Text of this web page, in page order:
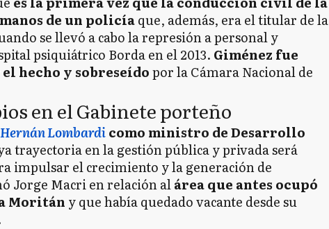
de un policíaque, además, era el titular de la
se llevó a cabo la represión a personal y
psiquiátrico Borda en el 2013. Giménez fue
hecho y sobreseídopor la Cámara Nacional de
en el Gabinete porteño
Hernán Lombardicomo ministro de Desarrollo
trayectoria en la gestión pública y privada será
impulsar el crecimiento y la generación de
Jorge Macri en relación alárea que antes ocupó
Moritán y que había quedado vacante desde su